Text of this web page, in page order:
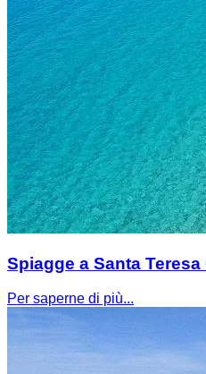
Spiagge a Santa
Per saperne di più...